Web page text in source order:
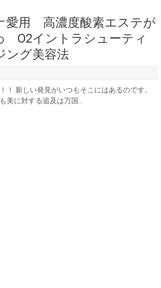
用 高濃度酸素エステが
O2イントラシューティ
グ美容法
新しい発見がいつもそこにはあるのです。
美に対する追及は万国...